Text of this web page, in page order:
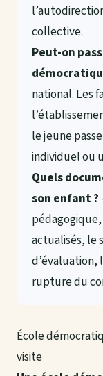
collective.
Peut-on
national. Les
le jeune
individuel ou
Quels
son enfant ?
actualisés, le
d’évaluation,
rupture du
École
visite